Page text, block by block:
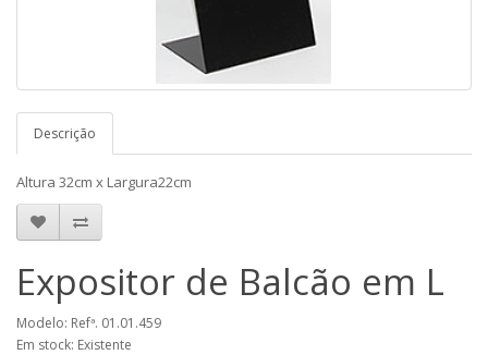
Descrição
Altura 32cm x Largura22cm
Expositor de Balcão em L
Modelo: Refª. 01.01.459
Em stock: Existente